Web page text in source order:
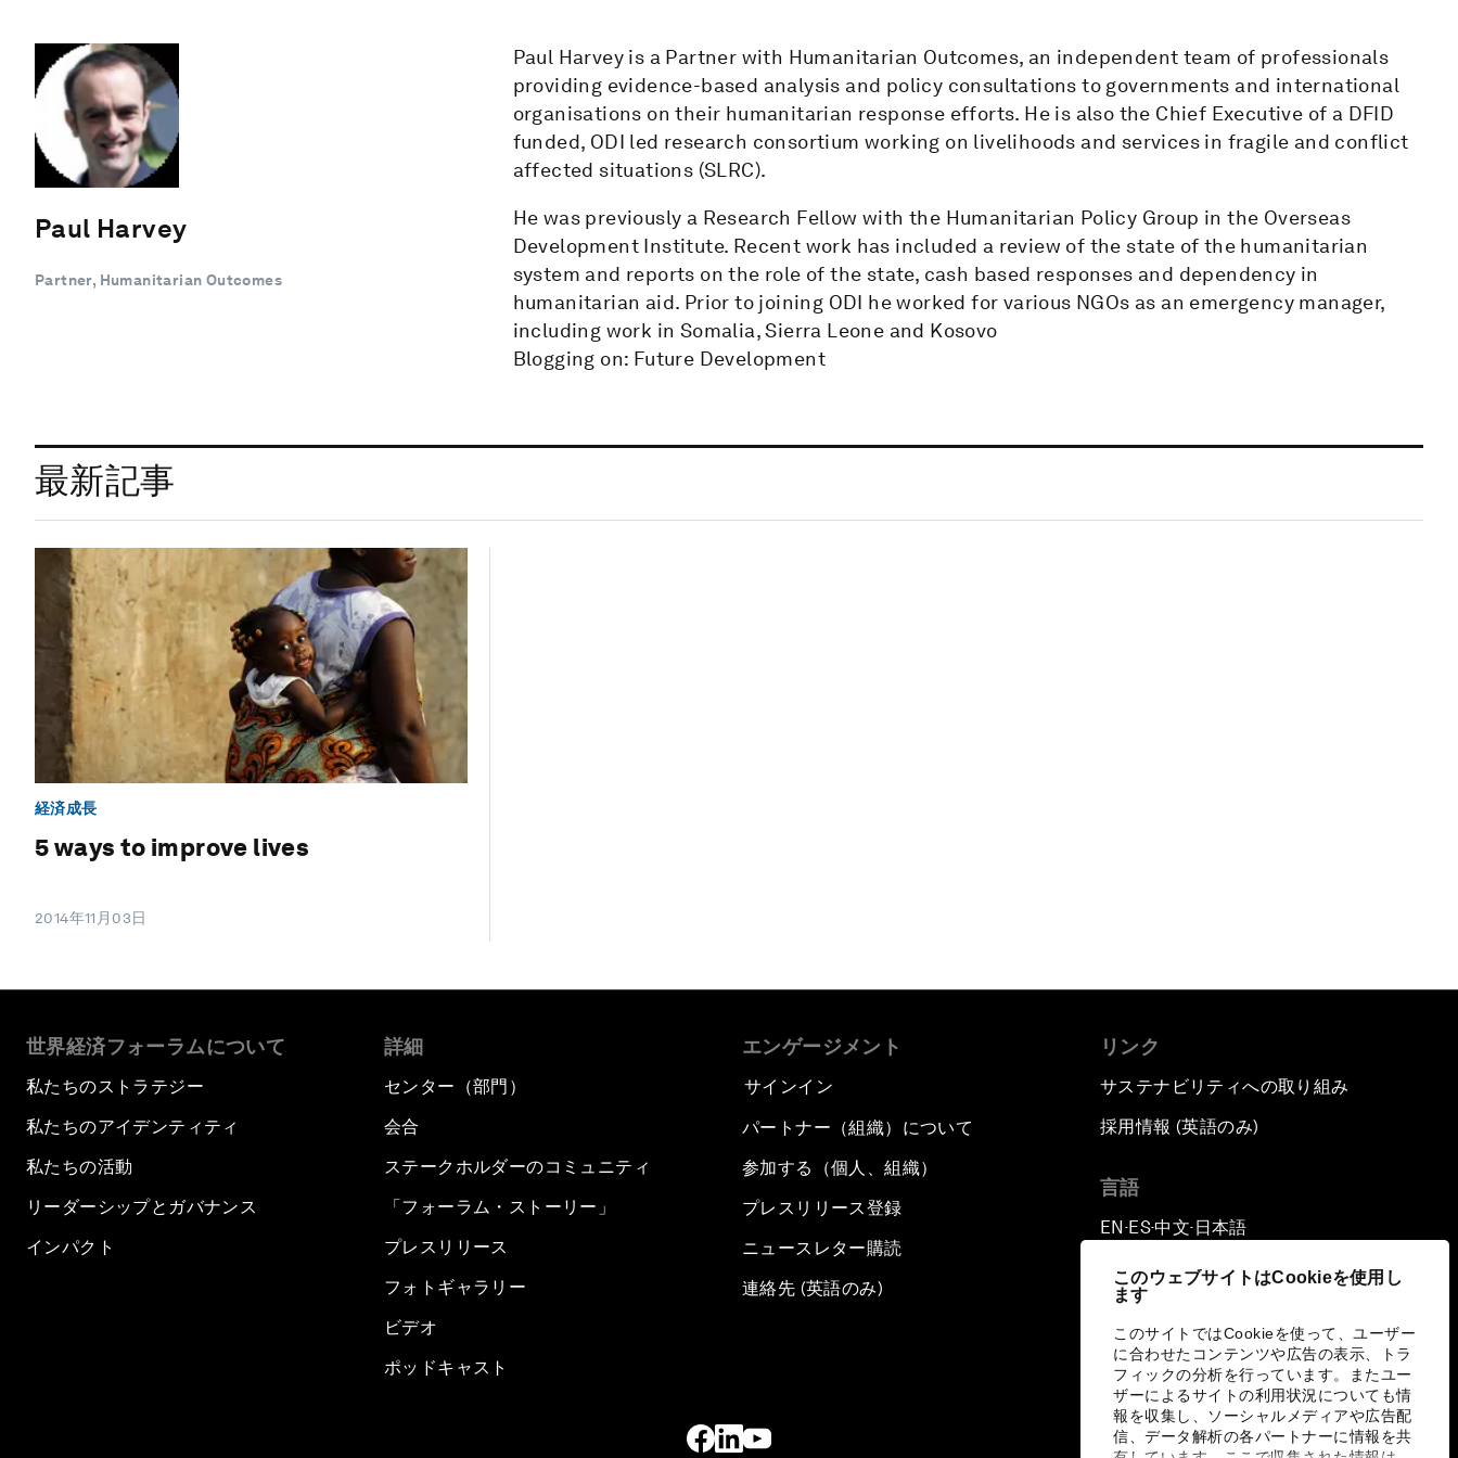
このウェブサイトはCookieを使用し
ます
このサイトではCookieを使って、ユーザー
に合わせたコンテンツや広告の表示、トラ
フィックの分析を行っています。またユー
ザーによるサイトの利用状況についても情
報を収集し、ソーシャルメディアや広告配
信、データ解析の各パートナーに情報を共
Paul Harvey
Partner, Humanitarian Outcomes
Paul Harvey is a Partner with Humanitarian Outcomes, an independent team of professionals
providing evidence-based analysis and policy consultations to governments and international
organisations on their humanitarian response efforts. He is also the Chief Executive of a DFID
funded, ODI led research consortium working on livelihoods and services in fragile and conflict
affected situations (SLRC).
He was previously a Research Fellow with the Humanitarian Policy Group in the Overseas
Development Institute. Recent work has included a review of the state of the humanitarian
system and reports on the role of the state, cash based responses and dependency in
humanitarian aid. Prior to joining ODI he worked for various NGOs as an emergency manager,
including work in Somalia, Sierra Leone and Kosovo
Blogging on: Future Development
最新記事
経済成長
5 ways to improve lives
2014年11月03日
世界経済フォーラムについて
私たちのストラテジー
私たちのアイデンティティ
私たちの活動
リーダーシップとガバナンス
インパクト
詳細
センター（部門）
会合
ステークホルダーのコミュニティ
「フォーラム・ストーリー」
プレスリリース
フォトギャラリー
ビデオ
ポッドキャスト
エンゲージメント
サインイン
パートナー（組織）について
参加する（個人、組織）
プレスリリース登録
ニュースレター購読
連絡先 (英語のみ)
リンク
サステナビリティへの取り組み
採用情報 (英語のみ)
言語
EN ▪ ES▪中文▪ 日本語